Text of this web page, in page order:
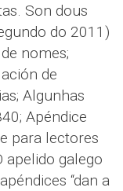
Son dous
do 2011)
de nomes;
de
Algunhas
Apéndice
para lectores
apelido galego
“dan a